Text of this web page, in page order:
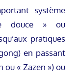
système
douce » ou
pratiques
en passant
ou « Zazen ») ou